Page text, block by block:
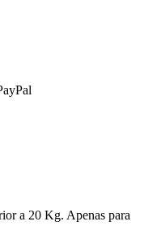
a 20 Kg. Apenas para